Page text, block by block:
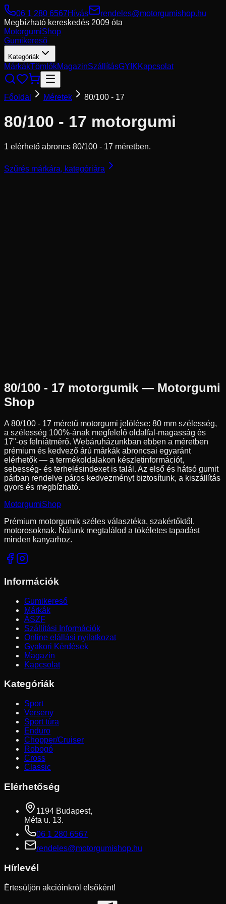
06 1 280 6567Hívás
rendeles@motorgumishop.hu
Megbízható kereskedés 2009 óta
MotorgumiShop
Gumikereső
Kategóriák
MárkákTömlőkMagazinSzállításGYIKKapcsolat
Főoldal Méretek 80/100 - 17
80/100 - 17 motorgumi
1 elérhető abroncs 80/100 - 17 méretben.
Szűrés márkára, kategóriára
80/100 - 17 motorgumik — Motorgumi
Shop
A 80/100 - 17 méretű motorgumi jelölése: 80 mm szélesség,
a szélesség 100%-ának megfelelő oldalfal-magasság és
17"-os felniátmérő. Webáruházunkban ebben a méretben
prémium és kedvező árú márkák abroncsai egyaránt
elérhetők — a termékoldalakon készletinformációt,
sebesség- és terhelésindexet is talál. Az első és hátsó gumit
párban rendelve páros kedvezményt biztosítunk, a kiszállítás
gyors és megbízható.
MotorgumiShop
Prémium motorgumik széles választéka, szakértőktől,
motorosoknak. Nálunk megtalálod a tökéletes tapadást
minden kanyarhoz.
Információk
Gumikereső
Márkák
ÁSZF
Szállítási Információk
Online elállási nyilatkozat
Gyakori Kérdések
Magazin
Kapcsolat
Kategóriák
Sport
Verseny
Sport túra
Enduro
Chopper/Cruiser
Robogó
Cross
Classic
Elérhetőség
1194 Budapest,
Méta u. 13.
06 1 280 6567
rendeles@motorgumishop.hu
Hírlevél
Értesüljön akcióinkról elsőként!